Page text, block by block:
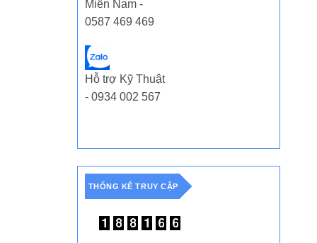
Miền Nam -
0587 469 469
Hỗ trợ Kỹ Thuật
- 0934 002 567
THỐNG KÊ TRUY CẬP